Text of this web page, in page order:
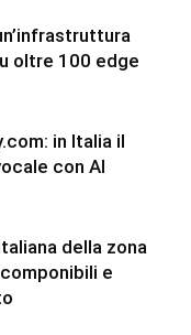
oltre 100 edge
in Italia il
con AI
della zona
e